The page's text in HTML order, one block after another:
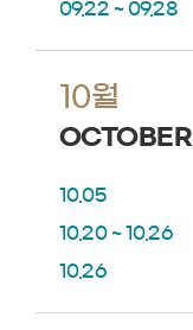
09.22 ~ 09.28
10월
OCTOBER
10.05
10.20 ~ 10.26
10.26